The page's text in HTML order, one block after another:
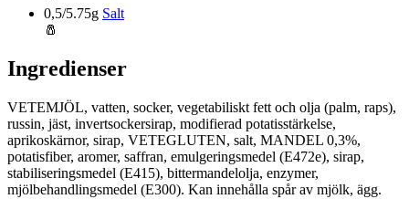
0,5/5.75g Salt
🧂
Ingredienser
VETEMJÖL, vatten, socker, vegetabiliskt fett och olja (palm, raps),
russin, jäst, invertsockersirap, modifierad potatisstärkelse,
aprikoskärnor, sirap, VETEGLUTEN, salt, MANDEL 0,3%,
potatisfiber, aromer, saffran, emulgeringsmedel (E472e), sirap,
stabiliseringsmedel (E415), bittermandelolja, enzymer,
mjölbehandlingsmedel (E300). Kan innehålla spår av mjölk, ägg.